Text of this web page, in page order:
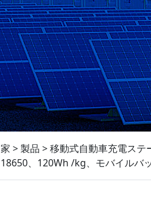
家 >製品 >移動式自動車充電ステ
18650、120Wh /kg、モバイルバ